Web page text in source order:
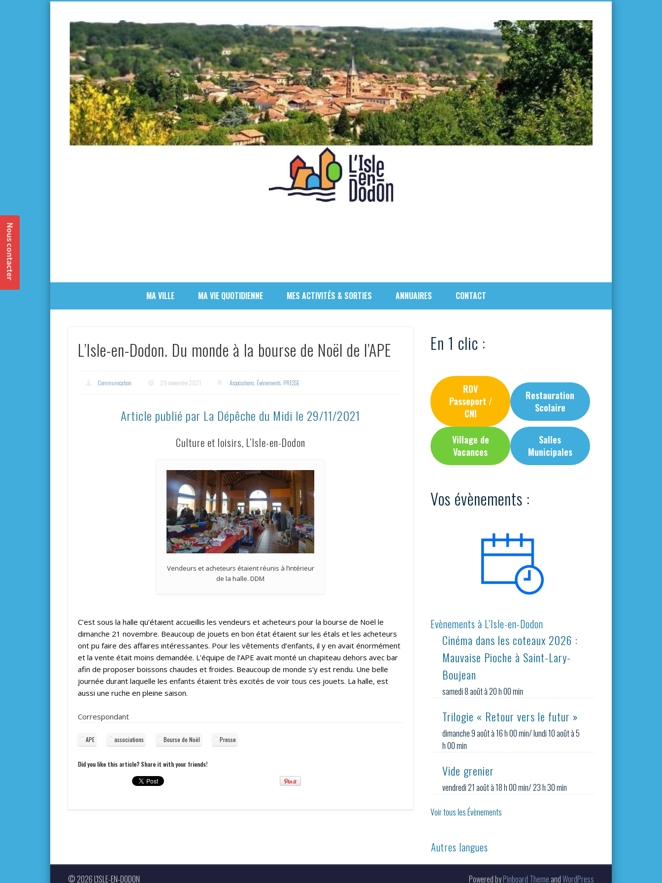
MA VILLE MA VIE QUOTIDIENNE MES ACTIVITÉS & SORTIES ANNUAIRES CONTACT
L’Isle-en-Dodon. Du monde à la bourse de Noël de l’APE
Communication 29 novembre 2021 Associations Événements PRESSE
Article publié par La Dépêche du Midi le 29/11/2021
Culture et loisirs, L’Isle-en-Dodon
Vendeurs et acheteurs étaient réunis à l’intérieur
de la halle. DDM
C’est sous la halle qu’étaient accueillis les vendeurs et acheteurs pour la bourse de Noël le
dimanche 21 novembre. Beaucoup de jouets en bon état étaient sur les étals et les acheteurs
ont pu faire des affaires intéressantes. Pour les vêtements d’enfants, il y en avait énormément
et la vente était moins demandée. L’équipe de l’APE avait monté un chapiteau dehors avec bar
afin de proposer boissons chaudes et froides. Beaucoup de monde s’y est rendu. Une belle
journée durant laquelle les enfants étaient très excités de voir tous ces jouets. La halle, est
aussi une ruche en pleine saison.
Correspondant
APE associations Bourse de Noël Presse
Did you like this article? Share it with your friends!
En 1 clic :
RDV
Passeport /
CNI
Restauration
Scolaire
Village de
Vacances
Salles
Municipales
Vos évènements :
Evènements à L’Isle-en-Dodon
Cinéma dans les coteaux 2026 :
Mauvaise Pioche à Saint-Lary-
Boujean
samedi 8 août à 20 h 00 min
Trilogie « Retour vers le futur »
dimanche 9 août à 16 h 00 min/lundi 10 août à 5
h 00 min
Vide grenier
vendredi 21 août à 18 h 00 min/23 h 30 min
Voir tous les Évènements
Autres langues
© 2026 L'ISLE-EN-DODON Powered byPinboard Theme andWordPress